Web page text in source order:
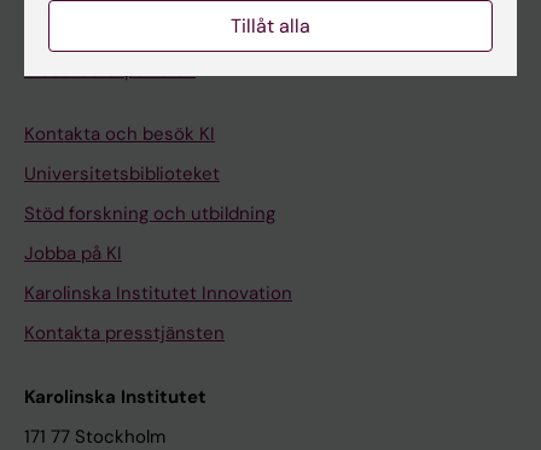
Medarbetarportalen
Kontakta och besök KI
Universitetsbiblioteket
Stöd forskning och utbildning
Jobba på KI
Karolinska Institutet Innovation
Kontakta presstjänsten
Karolinska Institutet
171 77 Stockholm
Tillåt alla